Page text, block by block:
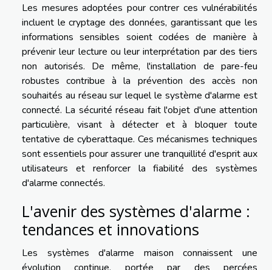
Les mesures adoptées pour contrer ces vulnérabilités
incluent le cryptage des données, garantissant que les
informations sensibles soient codées de manière à
prévenir leur lecture ou leur interprétation par des tiers
non autorisés. De même, l'installation de pare-feu
robustes contribue à la prévention des accès non
souhaités au réseau sur lequel le système d'alarme est
connecté. La sécurité réseau fait l'objet d'une attention
particulière, visant à détecter et à bloquer toute
tentative de cyberattaque. Ces mécanismes techniques
sont essentiels pour assurer une tranquillité d'esprit aux
utilisateurs et renforcer la fiabilité des systèmes
d'alarme connectés.
L'avenir des systèmes d'alarme :
tendances et innovations
Les systèmes d'alarme maison connaissent une